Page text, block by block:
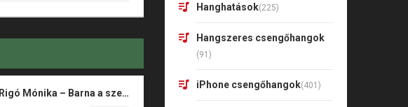
Rigó Mónika – Barna a szeme
Hanghatások(225)
Hangszeres csengőhangok
(91)
iPhone csengőhangok(401)